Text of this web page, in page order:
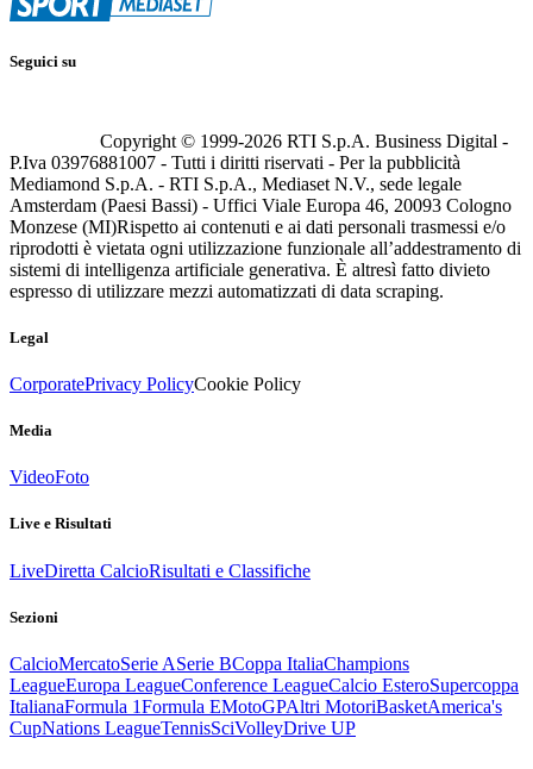
Seguici su
Copyright © 1999-2026 RTI S.p.A. Business Digital -
P.Iva 03976881007 - Tutti i diritti riservati - Per la pubblicità
Mediamond S.p.A. - RTI S.p.A., Mediaset N.V., sede legale
Amsterdam (Paesi Bassi) - Uffici Viale Europa 46, 20093 Cologno
Monzese (MI)Rispetto ai contenuti e ai dati personali trasmessi e/o
riprodotti è vietata ogni utilizzazione funzionale all’addestramento di
sistemi di intelligenza artificiale generativa. È altresì fatto divieto
espresso di utilizzare mezzi automatizzati di data scraping.
Legal
CorporatePrivacy PolicyCookie Policy
Media
VideoFoto
Live e Risultati
LiveDiretta CalcioRisultati e Classifiche
Sezioni
CalcioMercatoSerie ASerie BCoppa ItaliaChampions
LeagueEuropa LeagueConference LeagueCalcio EsteroSupercoppa
ItalianaFormula 1Formula EMotoGPAltri MotoriBasketAmerica's
CupNations LeagueTennisSciVolleyDrive UP